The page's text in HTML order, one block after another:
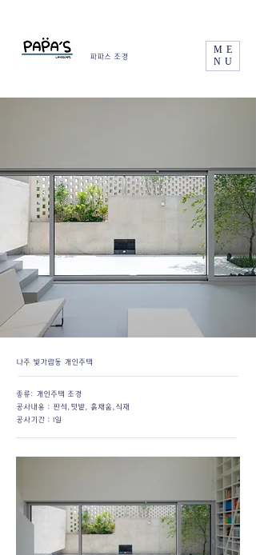
파파스 조경
ME
NU
​나주 빛가람동 개인주택
종류: 개인주택 조경
​공사내용 : 판석,텃밭, 흙채움,식재
공사기간 : 1일